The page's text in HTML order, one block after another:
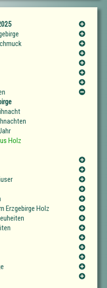
Holz
Erzgebirge Holz